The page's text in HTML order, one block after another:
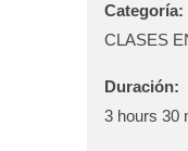
Categoría:
CLASES
Duración:
3 hours 30